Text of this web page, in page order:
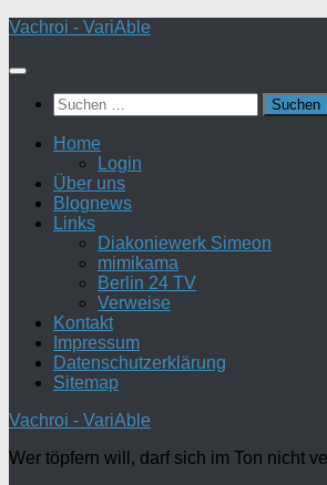
Zum
springen
Vachroi - VariAble
Suchen
nach:
Home
Login
Über uns
Blognews
Links
Diakoniewerk Simeon
mimikama
Berlin 24 TV
Verweise
Kontakt
Impressum
Datenschutzerklärung
Sitemap
Vachroi - VariAble
Wer töpfern will, darf sich im Ton nicht